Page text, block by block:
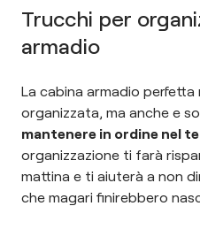
Trucchi per
armadio
La cabina armadio perfetta
organizzata, ma anche e
mantenere in ordine nel
organizzazione ti farà
mattina e ti aiuterà a non
che magari finirebbero